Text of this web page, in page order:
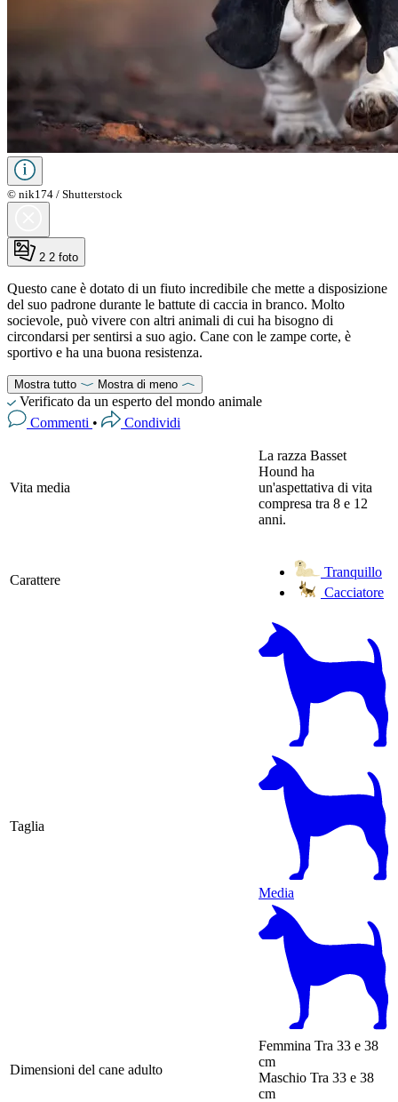
© nik174 / Shutterstock
2 2 foto
Questo cane è dotato di un fiuto incredibile che mette a disposizione
del suo padrone durante le battute di caccia in branco. Molto
socievole, può vivere con altri animali di cui ha bisogno di
circondarsi per sentirsi a suo agio. Cane con le zampe corte, è
sportivo e ha una buona resistenza.
Mostra tutto Mostra di meno
Verificato da un esperto del mondo animale
Commenti • Condividi
Vita media
La razza Basset
Hound ha
un'aspettativa di vita
compresa tra 8 e 12
anni.
Carattere
Tranquillo
Cacciatore
Taglia
Media
Dimensioni del cane adulto
Femmina Tra 33 e 38
cm
Maschio Tra 33 e 38
cm